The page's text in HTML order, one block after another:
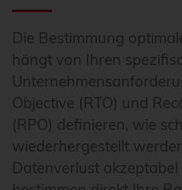
Die Bestimmung
hängt von Ihren
Objective (RTO) und
(RPO) definieren, wie
wiederhergestellt
Datenverlust